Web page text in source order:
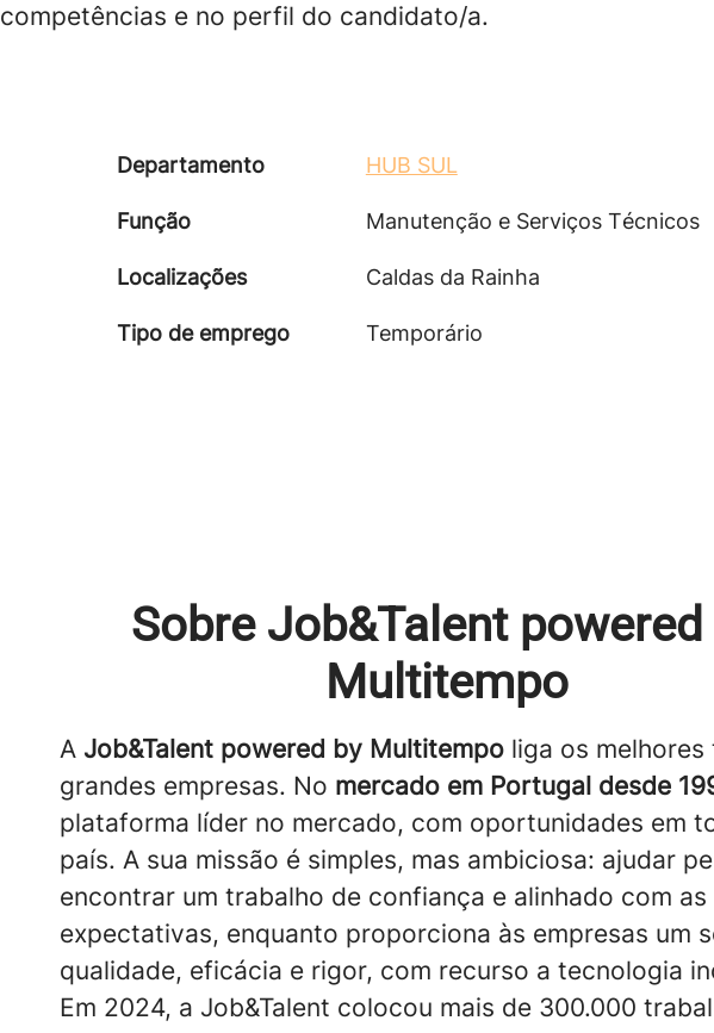
competências e no perfil do candidato/a.
Departamento HUB SUL
Função Manutenção e Serviços Técnicos
Localizações Caldas da Rainha
Tipo de emprego Temporário
Sobre Job&Talent powered
Multitempo
A Job&Talent powered by Multitempo liga os
grandes empresas. No mercado em Portugal desde
plataforma líder no mercado, com oportunidades em
país. A sua missão é simples, mas ambiciosa: ajudar
encontrar um trabalho de confiança e alinhado com as
expectativas, enquanto proporciona às empresas um
qualidade, eficácia e rigor, com recurso a tecnologia
Em 2024, a Job&Talent colocou mais de 300.000